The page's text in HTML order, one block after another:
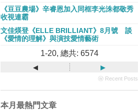
《豆豆農場》辛睿恩加入同框李光洙都敬秀
收視連霸
文佳煐登《ELLE BRILLIANT》8月號 談
《愛情的理解》與演技愛情藝術
1-20, 總共: 6574
◂ ▸
ⓦ Recent Posts
本月最熱門文章